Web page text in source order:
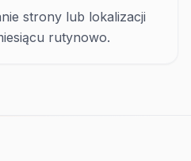
strony lub lokalizacji
rutynowo.